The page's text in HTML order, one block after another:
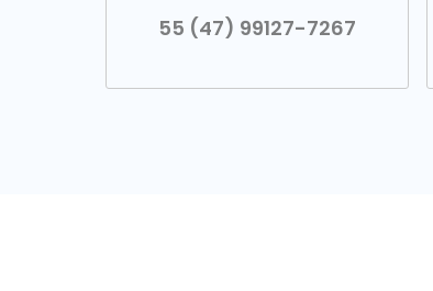
55 (47) 99127-7267